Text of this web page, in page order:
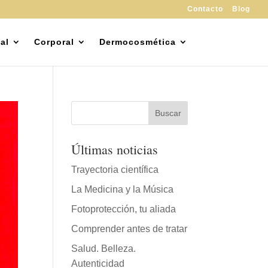
Contacto Blog
Corporal Dermocosmética
Últimas noticias
Trayectoria científica
La Medicina y la Música
Fotoprotección, tu aliada
Comprender antes de tratar
Salud. Belleza.
Autenticidad